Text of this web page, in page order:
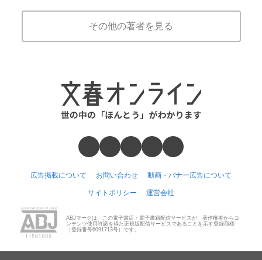
その他の著者を見る
広告掲載について お問い合わせ 動画・バナー広告について
サイトポリシー 運営会社
ABJマークは、この電子書店・電子書籍配信サービスが、著作権者からコ
ンテンツ使用許諾を得た正規版配信サービスであることを示す登録商標
（登録番号6091713号）です。